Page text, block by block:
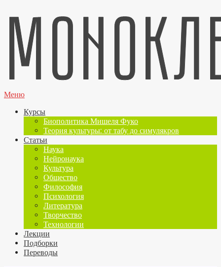
Меню
Курсы
Биополитика Мишеля Фуко
Теория культуры: от табу до симулякров
Статьи
Наука
Нейронаука
Культура
Общество
Философия
Психология
Литература
Творчество
Технологии
Лекции
Подборки
Переводы